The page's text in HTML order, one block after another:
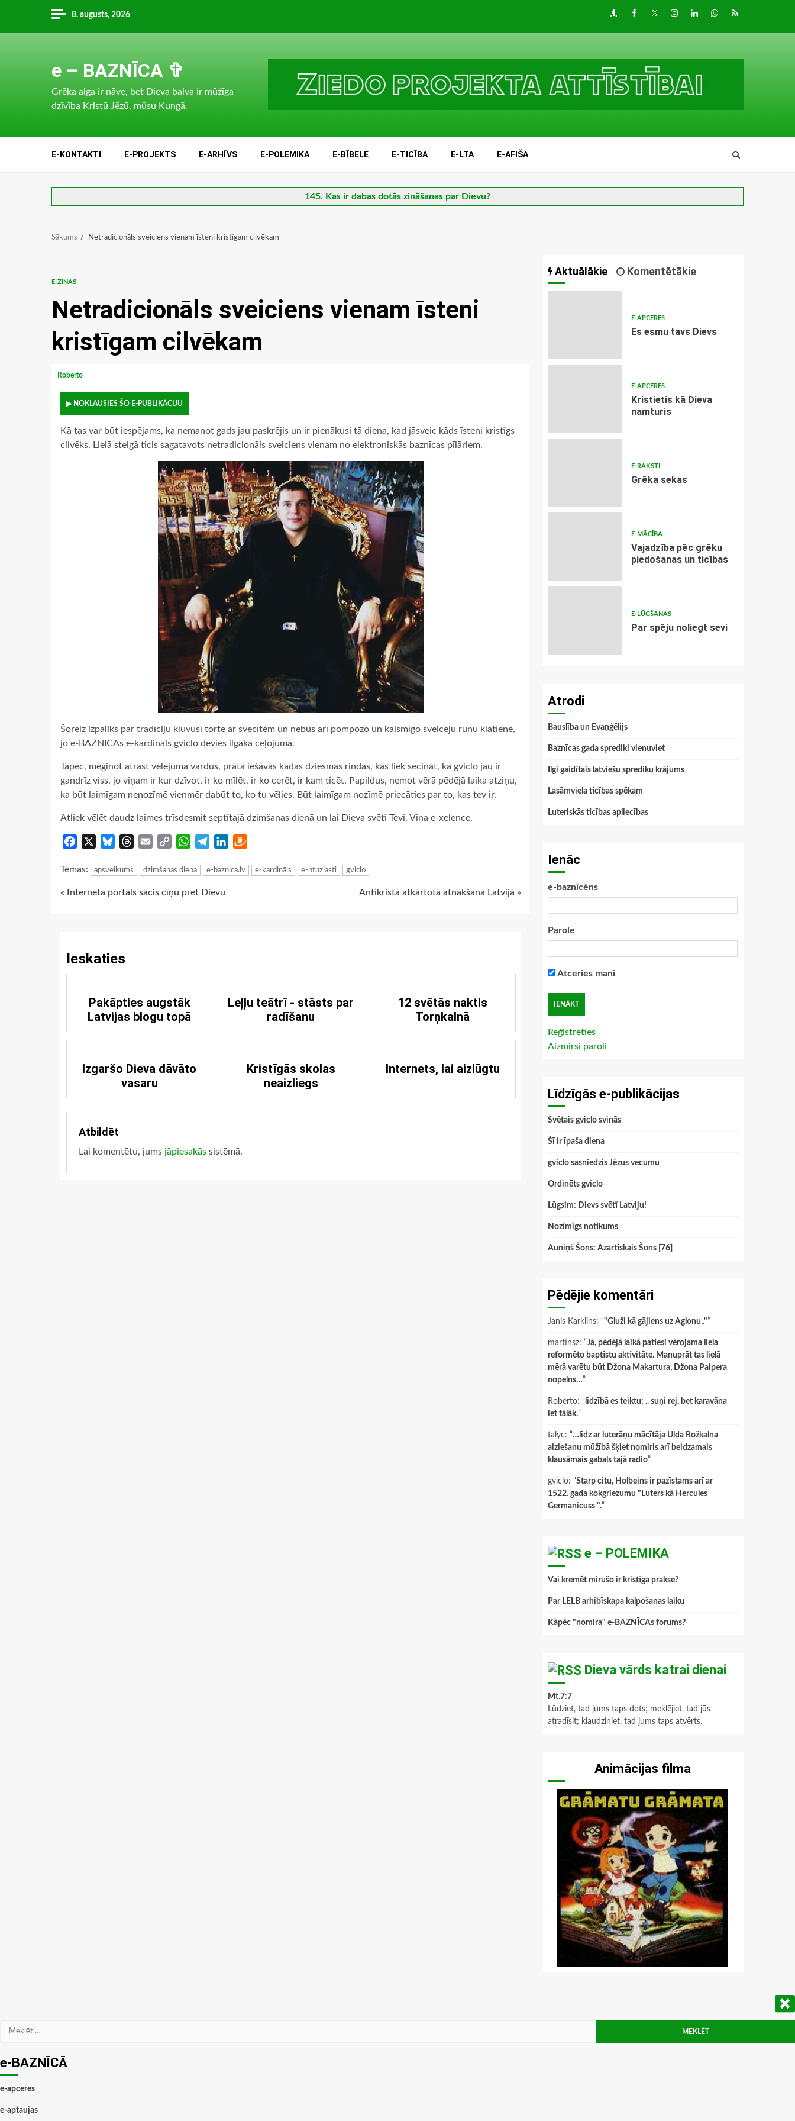
content
8. augusts, 2026 DraugiemFacebook
TwitterInstagram
LinkedInwhatsapp
RSS
e – BAZNĪCA ✞
Grēka alga ir nāve, bet Dieva balva ir mūžīga
dzīvība Kristū Jēzū, mūsu Kungā.
E-KONTAKTI E-PROJEKTS E-ARHĪVS E-POLEMIKA E-BĪBELE E-TICĪBA E-LTA E-AFIŠA
145. Kas ir dabas dotās zināšanas par Dievu?
Sākums Netradicionāls sveiciens vienam īsteni kristīgam cilvēkam
E-ZIŅAS
Netradicionāls sveiciens vienam īsteni
kristīgam cilvēkam
Roberto
▶ NOKLAUSIES ŠO E-PUBLIKĀCIJU
Kā tas var būt iespējams, ka nemanot gads jau paskrējis un ir pienākusi tā diena, kad jāsveic kāds īsteni kristīgs
cilvēks. Lielā steigā ticis sagatavots netradicionāls sveiciens vienam no elektroniskās baznīcas pīlāriem.
Šoreiz izpaliks par tradīciju kļuvusī torte ar svecītēm un nebūs arī pompozo un kaismīgo sveicēju runu klātienē,
jo e-BAZNICAs e-kardināls gviclo devies ilgākā ceļojumā.
Tāpēc, mēģinot atrast vēlējuma vārdus, prātā iešāvās kādas dziesmas rindas, kas liek secināt, ka gviclo jau ir
gandrīz viss, jo viņam ir kur dzīvot, ir ko mīlēt, ir ko cerēt, ir kam ticēt. Papildus, ņemot vērā pēdējā laika atziņu,
ka būt laimīgam nenozīmē vienmēr dabūt to, ko tu vēlies. Būt laimīgam nozīmē priecāties par to, kas tev ir.
Atliek vēlēt daudz laimes trīsdesmit septītajā dzimšanas dienā un lai Dieva svētī Tevi, Viņa e-xelence.
Facebook BlueskyThreads
Email
Copy
WhatsApp
TelegramLinkedIn
Tēmas: apsveikums dzimšanas diena e-baznica.lv e-kardināls e-ntuziasti gviclo
Continue
« Interneta portāls sācis cīņu pret Dievu Antikrista atkārtotā atnākšana Latvijā »
Ieskaties
Pakāpties augstāk
Latvijas blogu topā
Leļļu teātrī - stāsts par
radīšanu
12 svētās naktis
Torņkalnā
Izgaršo Dieva dāvāto
vasaru
Kristīgās skolas
neaizliegs
Internets, lai aizlūgtu
Atbildēt
Lai komentētu, jums jāpiesakās sistēmā.
Aktuālākie Komentētākie
E-APCERES
Es esmu tavs Dievs
E-APCERES
Kristietis kā Dieva
namturis
E-RAKSTI
Grēka sekas
E-MĀCĪBA
Vajadzība pēc grēku
piedošanas un ticības
E-LŪGŠANAS
Par spēju noliegt sevi
Atrodi
Bauslība un Evaņģēlijs
Baznīcas gada sprediķi vienuviet
Ilgi gaidītais latviešu sprediķu krājums
Lasāmviela ticības spēkam
Luteriskās ticības apliecības
Ienāc
e-baznīcēns
Parole
Atceries mani
Reģistrēties
Aizmirsi paroli
Līdzīgās e-publikācijas
Svētais gviclo svinās
Šī ir īpaša diena
gviclo sasniedzis Jēzus vecumu
Ordinēts gviclo
Lūgsim: Dievs svētī Latviju!
Nozīmīgs notikums
Auniņš Šons: Azartiskais Šons [76]
Pēdējie komentāri
Janis Karklins: “"Gluži kā gājiens uz Aglonu.."”
martinsz: “Jā, pēdējā laikā patiesi vērojama liela
reformēto baptistu aktivitāte. Manuprāt tas lielā
mērā varētu būt Džona Makartura, Džona Paipera
nopelns…”
Roberto: “ līdzībā es teiktu: .. suņi rej, bet karavāna
iet tālāk.”
talyc: “…līdz ar luterāņu mācītāja Ulda Rožkalna
aiziešanu mūžībā šķiet nomiris arī beidzamais
klausāmais gabals tajā radio”
gviclo: “Starp citu, Holbeins ir pazīstams arī ar
1522. gada kokgriezumu "Luters kā Hercules
Germanicuss ".”
e – POLEMIKA
Vai kremēt mirušo ir kristīga prakse?
Par LELB arhibīskapa kalpošanas laiku
Kāpēc "nomira" e-BAZNĪCAs forums?
Dieva vārds katrai dienai
Mt.7:7
Lūdziet, tad jums taps dots; meklējiet, tad jūs
atradīsit; klaudziniet, tad jums taps atvērts.
Animācijas filma
Meklēt:
e-BAZNĪCĀ
e-apceres
e-aptaujas